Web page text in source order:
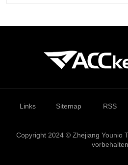
Links Sitemap RSS
Copyright 2024 © Zhejiang Younio
vorbehalten